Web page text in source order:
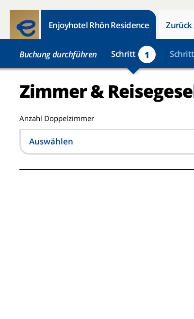
Enjoyhotel Rhön Residence
Buchung durchführen Schritt 1 Schritt
Zimmer &
Anzahl Doppelzimmer
Auswählen